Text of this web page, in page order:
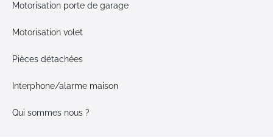
Motorisation porte de garage
Motorisation volet
Pièces détachées
Interphone/alarme maison
Qui sommes nous ?